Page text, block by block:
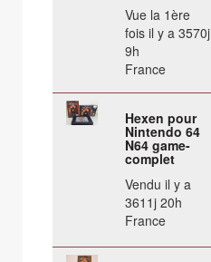
Vue la 1ère
fois il y a 3570j
9h
France
Hexen pour
Nintendo 64
N64 game-
complet
Vendu il y a
3611j 20h
France